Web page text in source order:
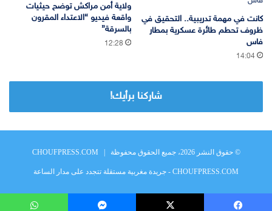
كانت في مهمة تدريبية.. التحقيق في
ظروف تحطم طائرة عسكرية بمطار
فاس
14:04
ولاية أمن مراكش توضح حيثيات
واقعة فيديو “الاعتداء المقرون
بالسرقة”
12:28
شاركنا برأيك!
© حقوق النشر 2026، جميع الحقوق محفوظة | CHOUFPRESS.COM
CHOUFPRESS.COM - جريدة مغربية مستقلة تتجدد على مدار الساعة